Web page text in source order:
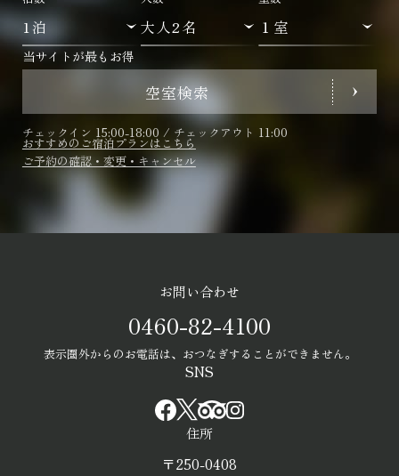
当サイトが最もお得
空室検索
チェックイン 15:00-18:00 / チェックアウト 11:00
おすすめのご宿泊プランはこちら
ご予約の確認・変更・キャンセル
お問い合わせ
0460-82-4100
表示圏外からのお電話は、おつなぎすることができません。
SNS
住所
〒250-0408